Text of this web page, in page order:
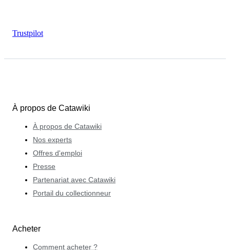
Trustpilot
À propos de Catawiki
À propos de Catawiki
Nos experts
Offres d'emploi
Presse
Partenariat avec Catawiki
Portail du collectionneur
Acheter
Comment acheter ?